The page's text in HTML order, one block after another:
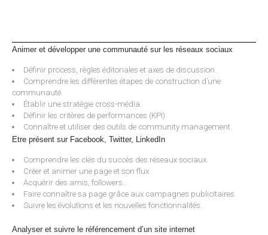
Animer et développer une communauté sur les réseaux sociaux
Définir process, règles éditoriales et axes de discussion.
Comprendre les différentes étapes de construction d’une
communauté.
Établir une stratégie cross-média.
Définir les critères de performances (KPI).
Connaître et utiliser des outils de community management.
Etre présent sur Facebook, Twitter, LinkedIn
Comprendre les clés du succès des réseaux sociaux.
Créer et animer une page et son flux
Acquérir des amis, followers…
Faire connaître sa page grâce aux campagnes publicitaires.
Suivre les évolutions et les nouvelles fonctionnalités.
Analyser et suivre le référencement d’un site internet